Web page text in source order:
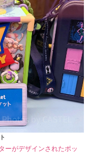
ーがデザインされたポッ